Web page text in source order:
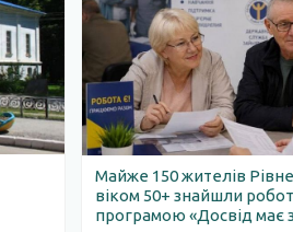
Майже 150 жителів
віком 50+ знайшли
програмою «Досвід має